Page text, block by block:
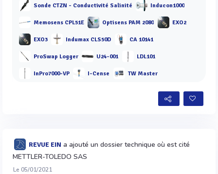
Sonde CTZN - Conductivité Salinité Inducon1000
Memosens CPL51E Optisens PAM 2080 EXO2
EXO3 Indumax CLS50D CA 10141
ProSwap Logger U24-001 LDL101
InPro7000-VP I-Cense TW Master
REVUE EIN a ajouté un dossier technique où est cité
METTLER-TOLEDO SAS
Le 05/01/2021